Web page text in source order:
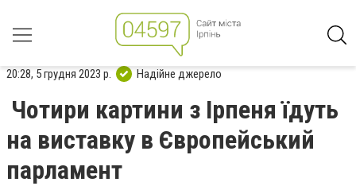
20:28, 5 грудня 2023 р. Надійне джерело
Чотири картини з Ірпеня їдуть
на виставку в Європейський
парламент